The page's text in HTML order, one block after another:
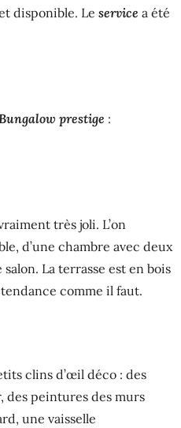
disponible. Le service a été
prestige :
très joli. L’on
d’une chambre avec deux
La terrasse est en bois
comme il faut.
clins d’œil déco : des
des peintures des murs
une vaisselle